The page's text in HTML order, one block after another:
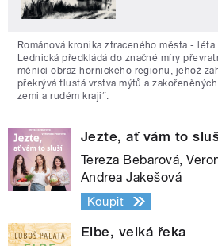
Románová kronika ztraceného města -
Lednická předkládá do značné míry
měnící obraz hornického regionu, jehož
překrývá tlustá vrstva mýtů a
zemi a rudém kraji“.
Jezte, ať vám to
Tereza Bebarová,
Andrea Jakešová
Koupit
Elbe, velká řeka